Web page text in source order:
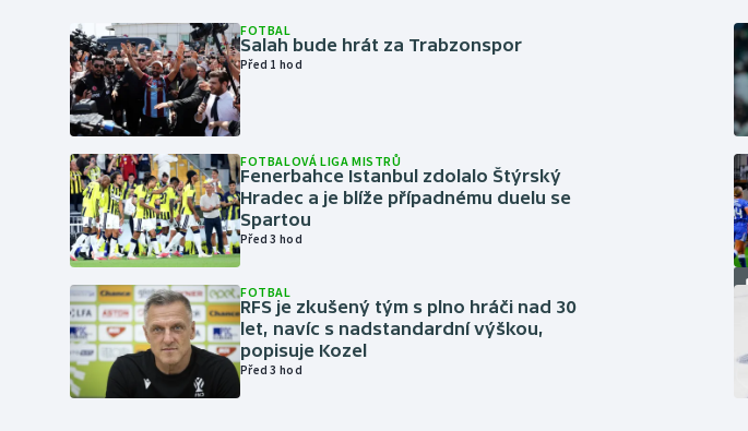
FOTBAL
Salah bude hrát za Trabzonspor
Před 1 hod
FOTBALOVÁ LIGA MISTRŮ
Fenerbahce Istanbul zdolalo Štýrský
Hradec a je blíže případnému duelu se
Spartou
Před 3 hod
FOTBAL
RFS je zkušený tým s plno hráči nad 30
let, navíc s nadstandardní výškou,
popisuje Kozel
Před 3 hod